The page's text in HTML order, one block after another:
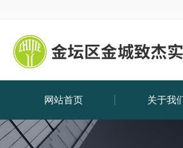
网站首页 关于我